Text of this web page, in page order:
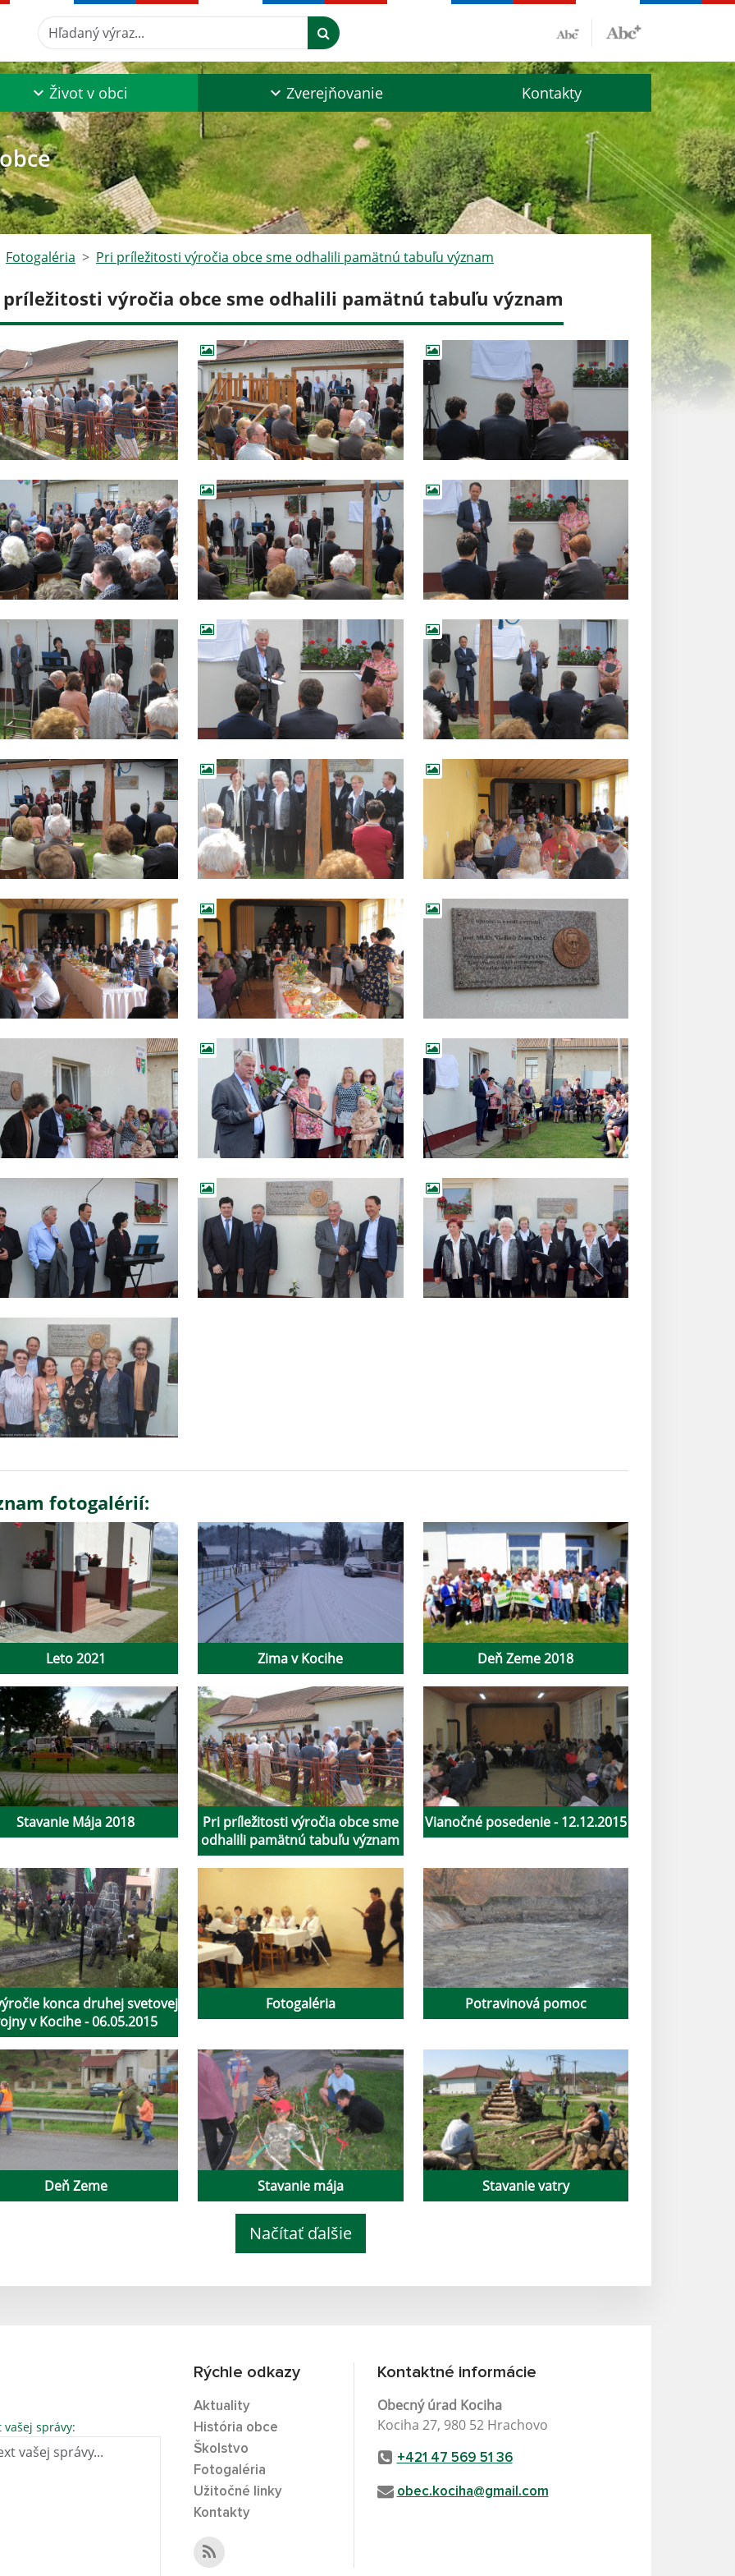
Hľadaný výraz...
Život v obci Zverejňovanie Kontakty
Fotogaléria Pri príležitosti výročia obce sme odhalili pamätnú tabuľu význam
výročia obce sme odhalili pamätnú tabuľu význam
fotogalérií:
Leto 2021 Zima v Kocihe Deň Zeme 2018
Stavanie Mája 2018
Pri príležitosti výročia obce sme
odhalili pamätnú tabuľu význam
Vianočné posedenie - 12.12.2015
konca druhej svetovej
v Kocihe - 06.05.2015
Fotogaléria Potravinová pomoc
Deň Zeme Stavanie mája Stavanie vatry
Načítať ďalšie
vašej správy:
Rýchle odkazy
Aktuality
História obce
Školstvo
Fotogaléria
Užitočné linky
Kontakty
Kontaktné informácie
Obecný úrad Kociha
Kociha 27, 980 52 Hrachovo
+421 47 569 51 36
obec.kociha@gmail.com